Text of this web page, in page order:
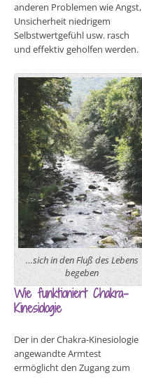
anderen Problemen wie Angst,
Unsicherheit niedrigem
Selbstwertgefühl usw. rasch
und effektiv geholfen werden.
…sich in den Fluß des Lebens
begeben
Wie funktioniert Chakra-
Kinesiologie
Der in der Chakra-Kinesiologie
angewandte Armtest
ermöglicht den Zugang zum